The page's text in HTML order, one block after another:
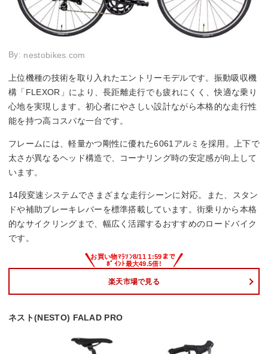
By: nestobikes.com
上位機種の技術を取り入れたエントリーモデルです。振動吸収機
構「FLEXOR」により、長距離走行でも疲れにくく、快適な乗り
心地を実現します。初心者にやさしい設計ながら本格的な走行性
能を持つ高コスパな一台です。
フレームには、軽量かつ剛性に優れた6061アルミを採用。上下で
太さが異なるヘッド構造で、コーナリング時の安定感が向上して
います。
14段変速システムでさまざまな走行シーンに対応。また、スタン
ドや補助ブレーキレバーを標準搭載しています。街乗りから本格
的なサイクリングまで、幅広く活躍するおすすめのロードバイク
です。
楽天市場で見る
ネスト(NESTO) FALAD PRO